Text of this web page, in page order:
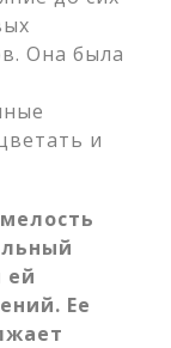
Она была
и
ей
Ее